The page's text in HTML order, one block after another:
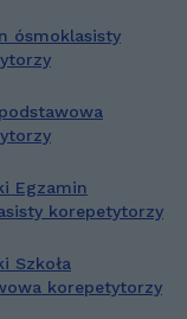
ósmoklasisty
Egzamin
korepetytorzy
Szkoła
korepetytorzy